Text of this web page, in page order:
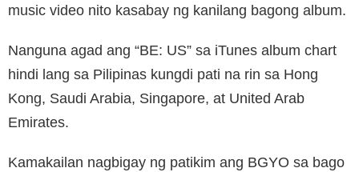
music video nito kasabay ng kanilang bagong album.
Nanguna agad ang “BE: US” sa iTunes album chart
hindi lang sa Pilipinas kungdi pati na rin sa Hong
Kong, Saudi Arabia, Singapore, at United Arab
Emirates.
Kamakailan nagbigay ng patikim ang BGYO sa bago